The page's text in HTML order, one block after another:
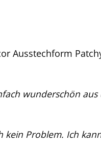
Ausstechform
wunderschön
kein Problem. Ich